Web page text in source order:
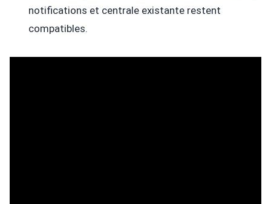
notifications et centrale existante restent
compatibles.